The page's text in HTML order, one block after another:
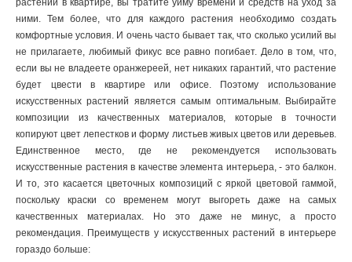
растений в квартире, вы тратите уйму времени и средств на уход за
ними. Тем более, что для каждого растения необходимо создать
комфортные условия. И очень часто бывает так, что сколько усилий вы
не прилагаете, любимый фикус все равно погибает. Дело в том, что,
если вы не владеете оранжереей, нет никаких гарантий, что растение
будет цвести в квартире или офисе. Поэтому использование
искусственных растений является самым оптимальным. Выбирайте
композиции из качественных материалов, которые в точности
копируют цвет лепестков и форму листьев живых цветов или деревьев.
Единственное место, где не рекомендуется использовать
искусственные растения в качестве элемента интерьера, - это балкон.
И то, это касается цветочных композиций с яркой цветовой гаммой,
поскольку краски со временем могут выгореть даже на самых
качественных материалах. Но это даже не минус, а просто
рекомендация. Преимуществ у искусственных растений в интерьере
гораздо больше: